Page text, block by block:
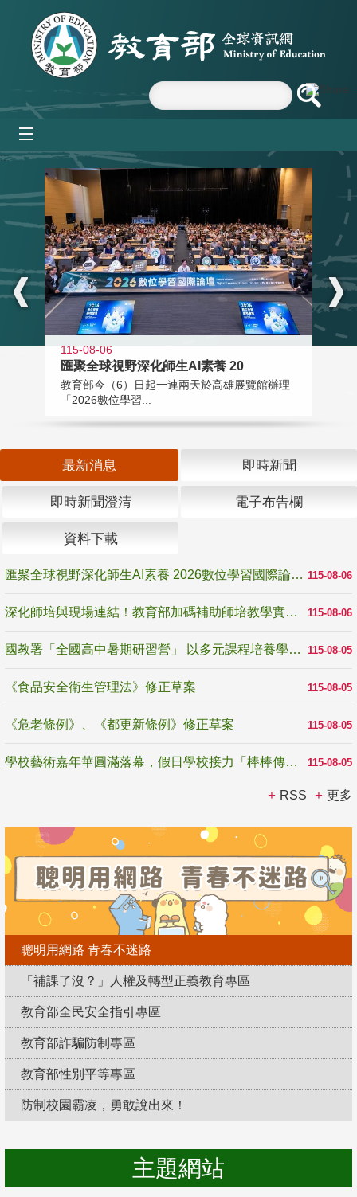
跳到主要內容區塊
:::
115-08-06
匯聚全球視野深化師生AI素養 20
教育部今（6）日起一連兩天於高雄展覽館辦理
「2026數位學習...
最新消息 即時新聞
即時新聞澄清 電子布告欄
資料下載
115-08-06
匯聚全球視野深化師生AI素養 2026數位學習國際論壇高雄登場
115-08-06
深化師培與現場連結！教育部加碼補助師培教學實踐研究 10月師培國際研討會交流教學實踐經驗
115-08-05
國教署「全國高中暑期研習營」 以多元課程培養學生瞭解誠信專業與倫理價值
115-08-05
《食品安全衛生管理法》修正草案
115-08-05
《危老條例》、《都更新條例》修正草案
115-08-05
學校藝術嘉年華圓滿落幕，假日學校接力「棒棒傳美感」
RSS 更多
聰明用網路 青春不迷路
「補課了沒？」人權及轉型正義教育專區
教育部全民安全指引專區
教育部詐騙防制專區
教育部性別平等專區
防制校園霸凌，勇敢說出來！
主題網站